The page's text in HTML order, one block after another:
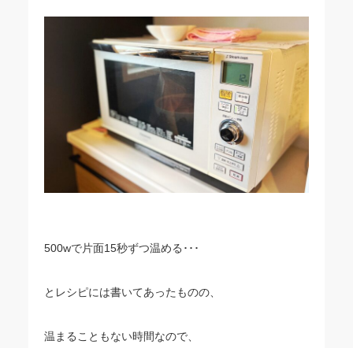
500wで片面15秒ずつ温める･･･
とレシピには書いてあったものの、
温まることもない時間なので、